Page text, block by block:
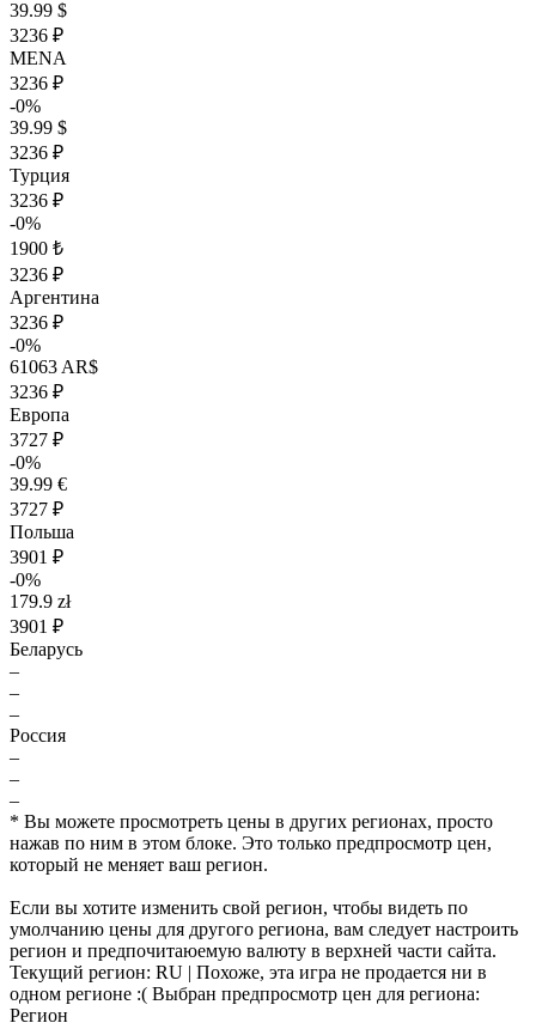
39.99 $
3236 ₽
MENA
3236 ₽
-0%
39.99 $
3236 ₽
Турция
3236 ₽
-0%
1900 ₺
3236 ₽
Аргентина
3236 ₽
-0%
61063 AR$
3236 ₽
Европа
3727 ₽
-0%
39.99 €
3727 ₽
Польша
3901 ₽
-0%
179.9 zł
3901 ₽
Беларусь
–
–
–
Россия
–
–
–
* Вы можете просмотреть цены в других регионах, просто
нажав по ним в этом блоке. Это только предпросмотр цен,
который не меняет ваш регион.
Если вы хотите изменить свой регион, чтобы видеть по
умолчанию цены для другого региона, вам следует настроить
регион и предпочитаюемую валюту в верхней части сайта.
Текущий регион: RU | Похоже, эта игра не продается ни в
одном регионе :( Выбран предпросмотр цен для региона:
Регион